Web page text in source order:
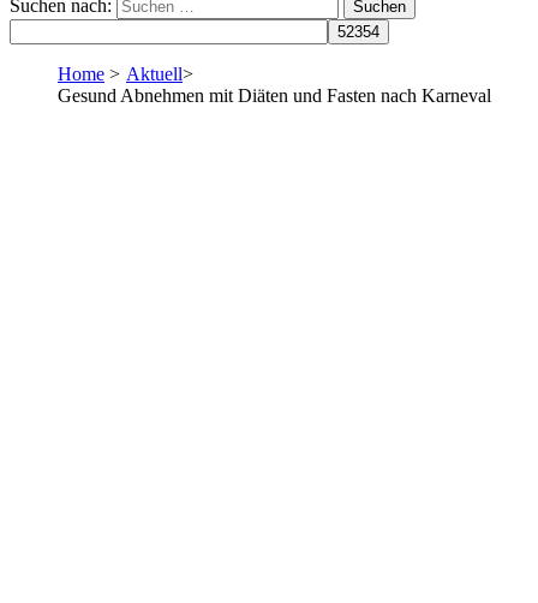
Suchen nach:
Home > Aktuell>
Gesund Abnehmen mit Diäten und Fasten nach Karneval